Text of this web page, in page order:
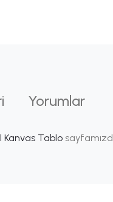
Yorumlar
Kanvas Tablo